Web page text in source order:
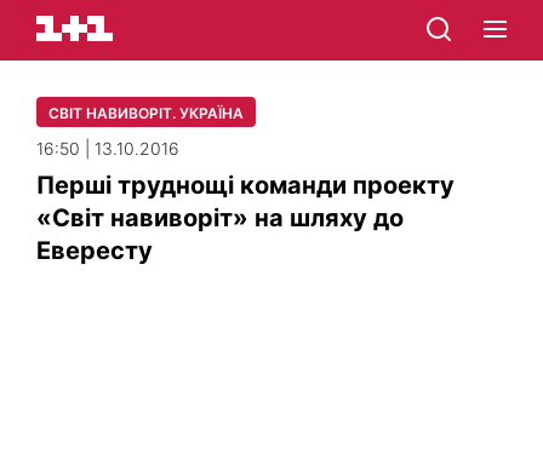
СВІТ НАВИВОРІТ. УКРАЇНА
16:50 | 13.10.2016
Перші труднощі команди проекту
«Світ навиворіт» на шляху до
Евересту